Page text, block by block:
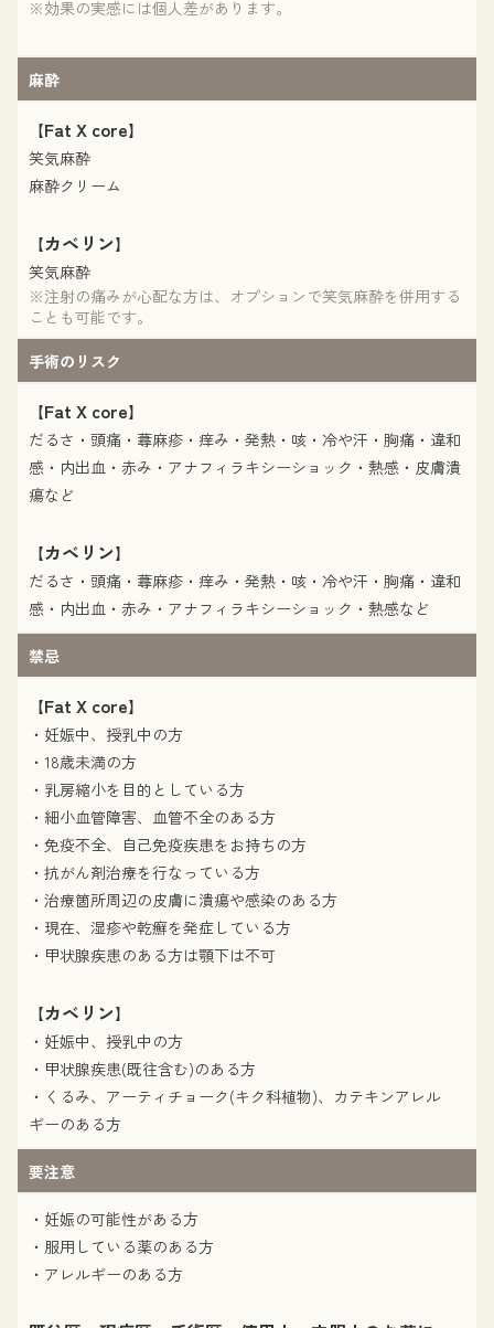
※効果の実感には個人差があります。
麻酔
【Fat X core】
笑気麻酔
麻酔クリーム
【カベリン】
笑気麻酔
※注射の痛みが心配な方は、オプションで笑気麻酔を併用する
ことも可能です。
手術のリスク
【Fat X core】
だるさ・頭痛・蕁麻疹・痒み・発熱・咳・冷や汗・胸痛・違和
感・内出血・赤み・アナフィラキシーショック・熱感・皮膚潰
瘍など
【カベリン】
だるさ・頭痛・蕁麻疹・痒み・発熱・咳・冷や汗・胸痛・違和
感・内出血・赤み・アナフィラキシーショック・熱感など
禁忌
【Fat X core】
・妊娠中、授乳中の方
・18歳未満の方
・乳房縮小を目的としている方
・細小血管障害、血管不全のある方
・免疫不全、自己免疫疾患をお持ちの方
・抗がん剤治療を行なっている方
・治療箇所周辺の皮膚に潰瘍や感染のある方
・現在、湿疹や乾癬を発症している方
・甲状腺疾患のある方は顎下は不可
【カベリン】
・妊娠中、授乳中の方
・甲状腺疾患(既往含む)のある方
・くるみ、アーティチョーク(キク科植物)、カテキンアレル
ギーのある方
要注意
・妊娠の可能性がある方
・服用している薬のある方
・アレルギーのある方